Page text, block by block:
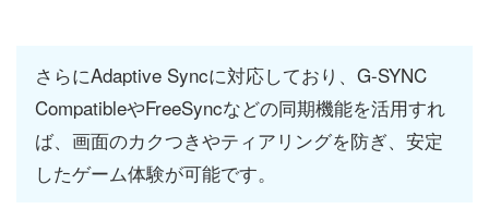
さらにAdaptive Syncに対応しており、G-SYNC
CompatibleやFreeSyncなどの同期機能を活用すれ
ば、画面のカクつきやティアリングを防ぎ、安定
したゲーム体験が可能です。